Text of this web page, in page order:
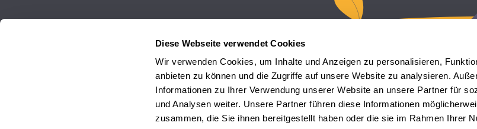
Diese Webseite verwendet Cookies
Wir verwenden Cookies, um Inhalte und Anzeigen zu personalisieren,
anbieten zu können und die Zugriffe auf unsere Website zu analysieren.
Informationen zu Ihrer Verwendung unserer Website an unsere Partner für
und Analysen weiter. Unsere Partner führen diese Informationen
zusammen, die Sie ihnen bereitgestellt haben oder die sie im Rahmen Ihrer